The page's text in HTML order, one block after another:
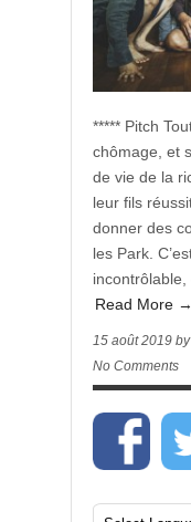
***** Pitch
chômage, et
de vie de la
leur fils
donner des
les Park.
Read More →
15 août 2019 by
No Comments